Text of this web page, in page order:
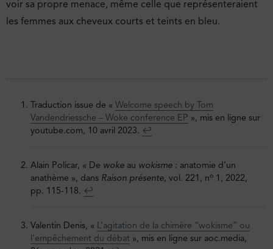
voir sa propre menace, même celle que représenteraient
les femmes aux cheveux courts et teints en bleu.
Traduction issue de « Welcome speech by Tom
Vandendriessche – Woke conference EP », mis en ligne sur
youtube.com, 10 avril 2023. ↩︎
Alain Policar, « De woke au wokisme : anatomie d’un
anathème », dans Raison présente, vol. 221, no 1, 2022,
pp. 115-118. ↩︎
Valentin Denis, « L’agitation de la chimère “wokisme” ou
l’empêchement du débat », mis en ligne sur aoc.media,